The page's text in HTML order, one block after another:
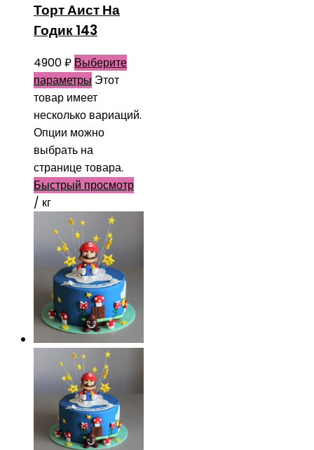
Торт Аист На
Годик 143
4900₽ Выберите
параметры Этот
товар имеет
несколько вариаций.
Опции можно
выбрать на
странице товара.
Быстрый просмотр
/ кг